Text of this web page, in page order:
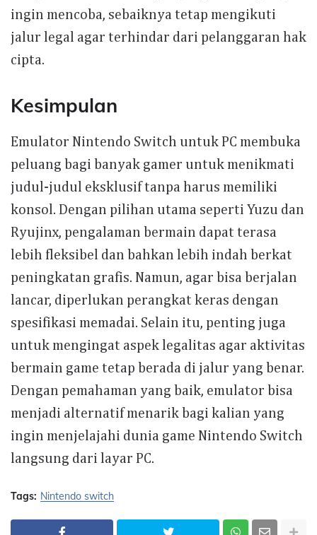
ingin mencoba, sebaiknya tetap mengikuti
jalur legal agar terhindar dari pelanggaran hak
cipta.
Kesimpulan
Emulator Nintendo Switch untuk PC membuka
peluang bagi banyak gamer untuk menikmati
judul-judul eksklusif tanpa harus memiliki
konsol. Dengan pilihan utama seperti Yuzu dan
Ryujinx, pengalaman bermain dapat terasa
lebih fleksibel dan bahkan lebih indah berkat
peningkatan grafis. Namun, agar bisa berjalan
lancar, diperlukan perangkat keras dengan
spesifikasi memadai. Selain itu, penting juga
untuk mengingat aspek legalitas agar aktivitas
bermain game tetap berada di jalur yang benar.
Dengan pemahaman yang baik, emulator bisa
menjadi alternatif menarik bagi kalian yang
ingin menjelajahi dunia game Nintendo Switch
langsung dari layar PC.
Tags: Nintendo switch